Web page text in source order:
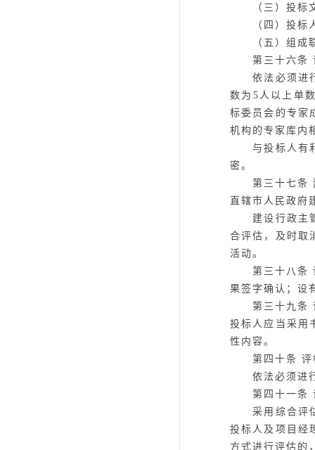
（三）投标文
（四）投标人
（五）组成联
第三十六条
依法必须进行
数为 5人以上单
标委员会的专家
机构的专家库内
与投标人有利
密。
第三十七条
直辖市人民政府
建设行政主管
合评估，及时取
活动。
第三十八条
果签字确认；设
第三十九条
投标人应当采用
性内容。
第四十条 评
依法必须进行
第四十一条
采用综合评估
投标人及项目经
方式进行评估的